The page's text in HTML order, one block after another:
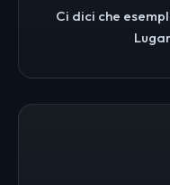
Ci dici che